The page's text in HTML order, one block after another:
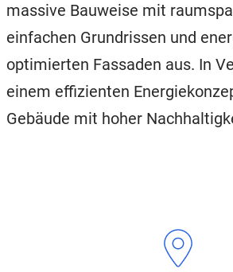
massive Bauweise mit
einfachen Grundrissen und
optimierten Fassaden aus. In
einem effizienten
Gebäude mit hoher